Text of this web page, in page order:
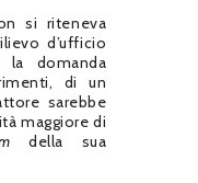
si riteneva
d’ufficio
la domanda
di un
sarebbe
maggiore di
della sua